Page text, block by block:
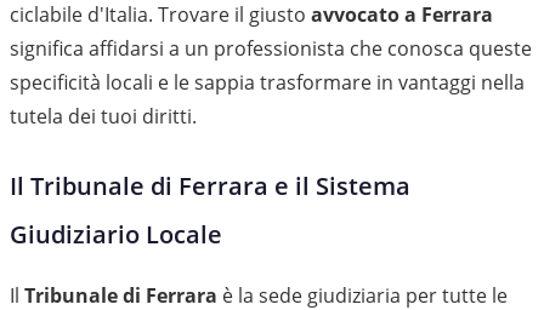
ciclabile d'Italia. Trovare il giusto avvocato a Ferrara
significa affidarsi a un professionista che conosca queste
specificità locali e le sappia trasformare in vantaggi nella
tutela dei tuoi diritti.
Il Tribunale di Ferrara e il Sistema
Giudiziario Locale
Il Tribunale di Ferrara è la sede giudiziaria per tutte le